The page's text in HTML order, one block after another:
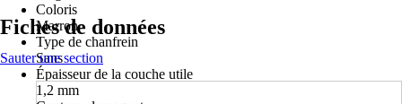
Coloris
Marron
Type de chanfrein
Sans
Épaisseur de la couche utile
1,2 mm
Fiches de données
Sauter une section